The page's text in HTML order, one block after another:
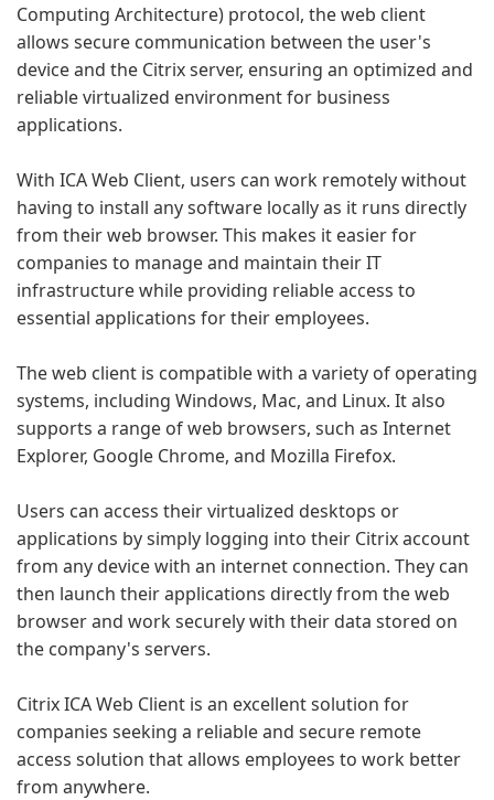
Computing Architecture) protocol, the web client
allows secure communication between the user's
device and the Citrix server, ensuring an optimized and
reliable virtualized environment for business
applications.
With ICA Web Client, users can work remotely without
having to install any software locally as it runs directly
from their web browser. This makes it easier for
companies to manage and maintain their IT
infrastructure while providing reliable access to
essential applications for their employees.
The web client is compatible with a variety of operating
systems, including Windows, Mac, and Linux. It also
supports a range of web browsers, such as Internet
Explorer, Google Chrome, and Mozilla Firefox.
Users can access their virtualized desktops or
applications by simply logging into their Citrix account
from any device with an internet connection. They can
then launch their applications directly from the web
browser and work securely with their data stored on
the company's servers.
Citrix ICA Web Client is an excellent solution for
companies seeking a reliable and secure remote
access solution that allows employees to work better
from anywhere.